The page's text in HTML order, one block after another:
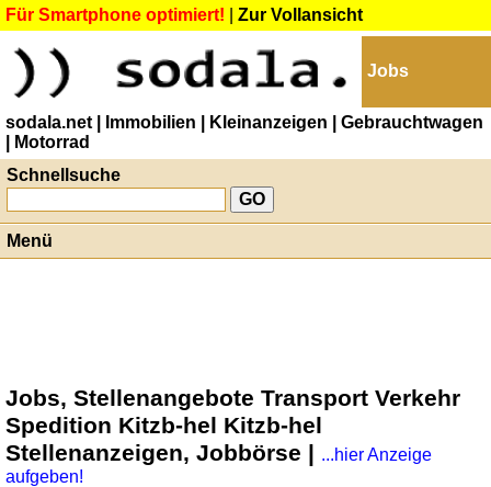
Für Smartphone optimiert! Zur Vollansicht
Jobs
sodala.net | Immobilien | Kleinanzeigen
| Gebrauchtwagen
| Motorrad
Schnellsuche
Menü
Jobs, Stellenangebote Transport Verkehr
Spedition Kitzb-hel Kitzb-hel
Stellenanzeigen, Jobbörse | ...hier Anzeige
aufgeben!